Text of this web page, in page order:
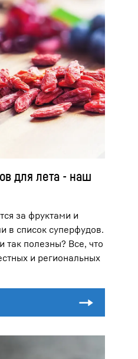
для лета - наш
за фруктами и
в список суперфудов.
так полезны? Все, что
и региональных